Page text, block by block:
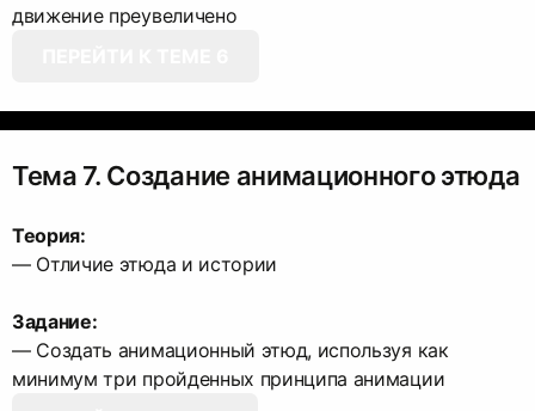
Тема 7. Создание анимационного этюда
Теория:
— Отличие этюда и истории
Задание:
— Создать анимационный этюд, используя как